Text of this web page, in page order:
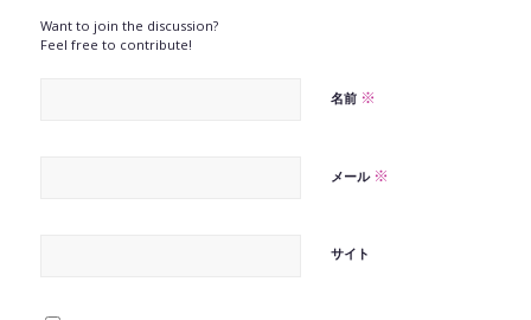
Want to join the discussion?
Feel free to contribute!
名前 ※
メール ※
サイト